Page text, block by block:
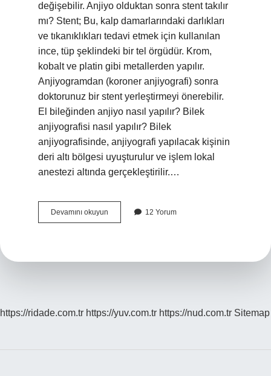
değişebilir. Anjiyo olduktan sonra stent takılır
mı? Stent; Bu, kalp damarlarındaki darlıkları
ve tıkanıklıkları tedavi etmek için kullanılan
ince, tüp şeklindeki bir tel örgüdür. Krom,
kobalt ve platin gibi metallerden yapılır.
Anjiyogramdan (koroner anjiyografi) sonra
doktorunuz bir stent yerleştirmeyi önerebilir.
El bileğinden anjiyo nasıl yapılır? Bilek
anjiyografisi nasıl yapılır? Bilek
anjiyografisinde, anjiyografi yapılacak kişinin
deri altı bölgesi uyuşturulur ve işlem lokal
anestezi altında gerçekleştirilir.…
Devamını okuyun
Anjiyo
12 Yorum
https://ridade.com.tr https://yuv.com.tr https://nud.com.tr Sitemap